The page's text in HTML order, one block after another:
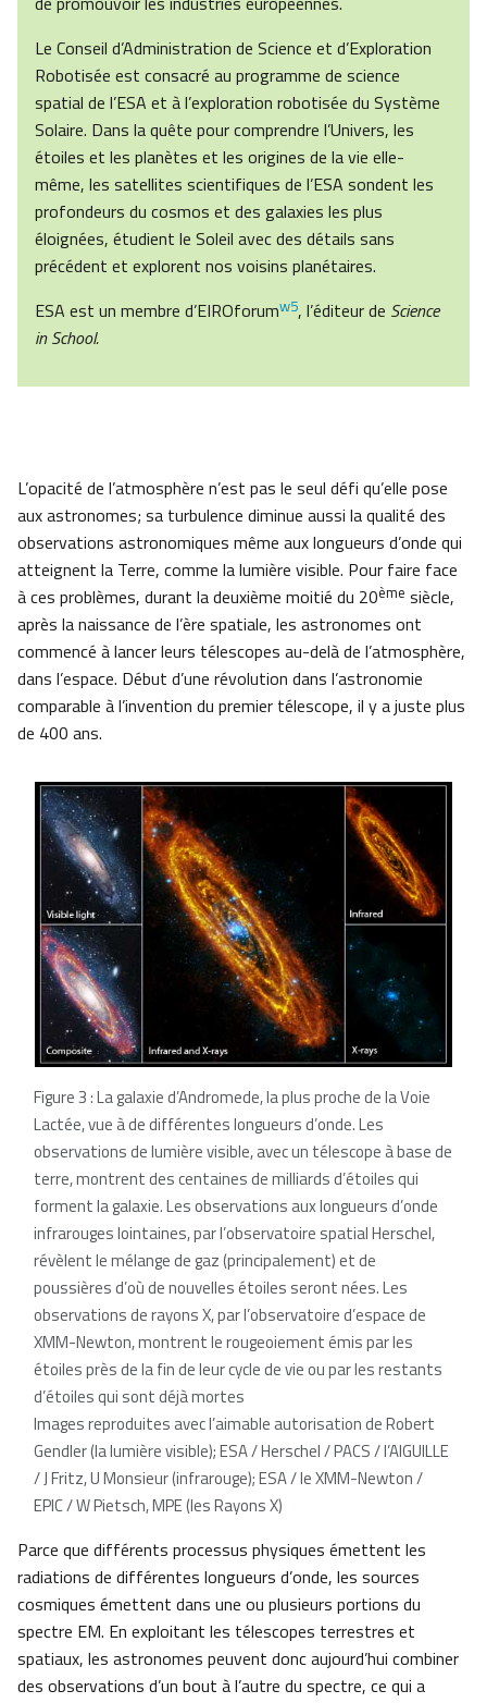
Le Conseil d’Administration de Science et d’Exploration
Robotisée est consacré au programme de science
spatial de l’ESA et à l’exploration robotisée du Système
Solaire. Dans la quête pour comprendre l’Univers, les
étoiles et les planètes et les origines de la vie elle-
même, les satellites scientifiques de l’ESA sondent les
profondeurs du cosmos et des galaxies les plus
éloignées, étudient le Soleil avec des détails sans
précédent et explorent nos voisins planétaires.
ESA est un membre d’EIROforumw5, l’éditeur de Science
in School.
L’opacité de l’atmosphère n’est pas le seul défi qu’elle pose
aux astronomes; sa turbulence diminue aussi la qualité des
observations astronomiques même aux longueurs d’onde qui
atteignent la Terre, comme la lumière visible. Pour faire face
à ces problèmes, durant la deuxième moitié du 20ème siècle,
après la naissance de l’ère spatiale, les astronomes ont
commencé à lancer leurs télescopes au-delà de l’atmosphère,
dans l’espace. Début d’une révolution dans l’astronomie
comparable à l’invention du premier télescope, il y a juste plus
de 400 ans.
Figure 3 : La galaxie d’Andromede, la plus proche de la Voie
Lactée, vue à de différentes longueurs d’onde. Les
observations de lumière visible, avec un télescope à base de
terre, montrent des centaines de milliards d’étoiles qui
forment la galaxie. Les observations aux longueurs d’onde
infrarouges lointaines, par l’observatoire spatial Herschel,
révèlent le mélange de gaz (principalement) et de
poussières d’où de nouvelles étoiles seront nées. Les
observations de rayons X, par l’observatoire d’espace de
XMM-Newton, montrent le rougeoiement émis par les
étoiles près de la fin de leur cycle de vie ou par les restants
d’étoiles qui sont déjà mortes
Images reproduites avec l’aimable autorisation de Robert
Gendler (la lumière visible); ESA / Herschel / PACS / l’AIGUILLE
/ J Fritz, U Monsieur (infrarouge); ESA / le XMM-Newton /
EPIC / W Pietsch, MPE (les Rayons X)
Parce que différents processus physiques émettent les
radiations de différentes longueurs d’onde, les sources
cosmiques émettent dans une ou plusieurs portions du
spectre EM. En exploitant les télescopes terrestres et
spatiaux, les astronomes peuvent donc aujourd’hui combiner
des observations d’un bout à l’autre du spectre, ce qui a